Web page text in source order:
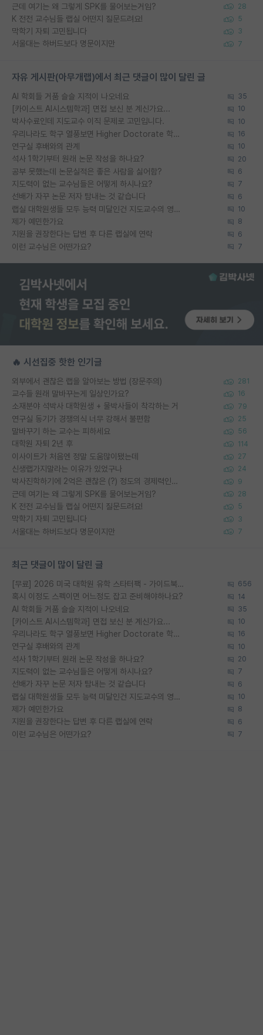
근데 여기는 왜 그렇게 SPK를 물어보는거임? 28
K 전전 교수님들 랩실 어떤지 질문드려요! 5
막학기 자퇴 고민됩니다 3
서울대는 하버드보다 명문이지만 7
자유 게시판(아무개랩)에서 최근 댓글이 많이 달린 글
AI 학회들 거품 슬슬 지적이 나오네요 35
[카이스트 AI시스템학과] 면접 보신 분 계신가요... 10
박사수료인데 지도교수 이직 문제로 고민입니다. 10
우리나라도 학구 열풍보면 Higher Doctorate 학위가 필요하다고 봅니다. 16
연구실 후배와의 관계 10
석사 1학기부터 원래 논문 작성을 하나요? 20
공부 못했는데 논문실적은 좋은 사람을 싫어함? 6
지도력이 없는 교수님들은 어떻게 하시나요? 7
선배가 자꾸 논문 저자 탐내는 것 같습니다 6
랩실 대학원생들 모두 능력 미달인건 지도교수의 영향 아닌가? 10
제가 예민한가요 8
지원을 권장한다는 답변 후 다른 랩실에 연락 6
이런 교수님은 어떤가요? 7
🔥 시선집중 핫한 인기글
외부에서 괜찮은 랩을 알아보는 방법 (장문주의) 281
교수들 원래 말바꾸는게 일상인가요? 16
소재분야 석박사 대학원생 + 물박사들이 착각하는 거 79
연구실 동기가 경쟁의식 너무 강해서 불편함 25
말바꾸기 하는 교수는 피하세요 56
대학원 자퇴 2년 후 114
이사이트가 처음엔 정말 도움많이됐는데 27
신생랩가지말라는 이유가 있었구나 24
박사진학하기에 2억은 괜찮은 (?) 정도의 경제력인가요 9
근데 여기는 왜 그렇게 SPK를 물어보는거임? 28
K 전전 교수님들 랩실 어떤지 질문드려요! 5
막학기 자퇴 고민됩니다 3
서울대는 하버드보다 명문이지만 7
최근 댓글이 많이 달린 글
[무료] 2026 미국 대학원 유학 스타터팩 - 가이드북 & 합격자 컨택메일 템플릿 656
혹시 이정도 스펙이면 어느정도 잡고 준비해야하나요? 14
AI 학회들 거품 슬슬 지적이 나오네요 35
[카이스트 AI시스템학과] 면접 보신 분 계신가요... 10
우리나라도 학구 열풍보면 Higher Doctorate 학위가 필요하다고 봅니다. 16
연구실 후배와의 관계 10
석사 1학기부터 원래 논문 작성을 하나요? 20
지도력이 없는 교수님들은 어떻게 하시나요? 7
선배가 자꾸 논문 저자 탐내는 것 같습니다 6
랩실 대학원생들 모두 능력 미달인건 지도교수의 영향 아닌가? 10
제가 예민한가요 8
지원을 권장한다는 답변 후 다른 랩실에 연락 6
이런 교수님은 어떤가요? 7